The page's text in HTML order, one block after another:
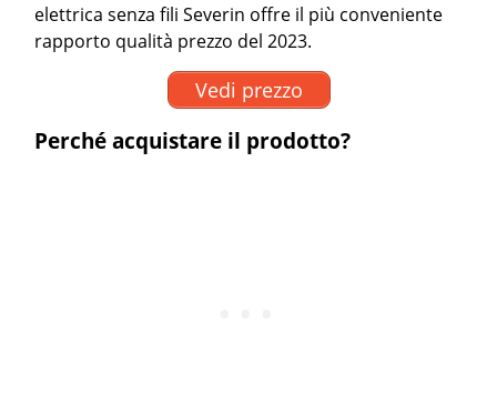
elettrica senza fili Severin offre il più conveniente
rapporto qualità prezzo del 2023.
Vedi prezzo
Perché acquistare il prodotto?